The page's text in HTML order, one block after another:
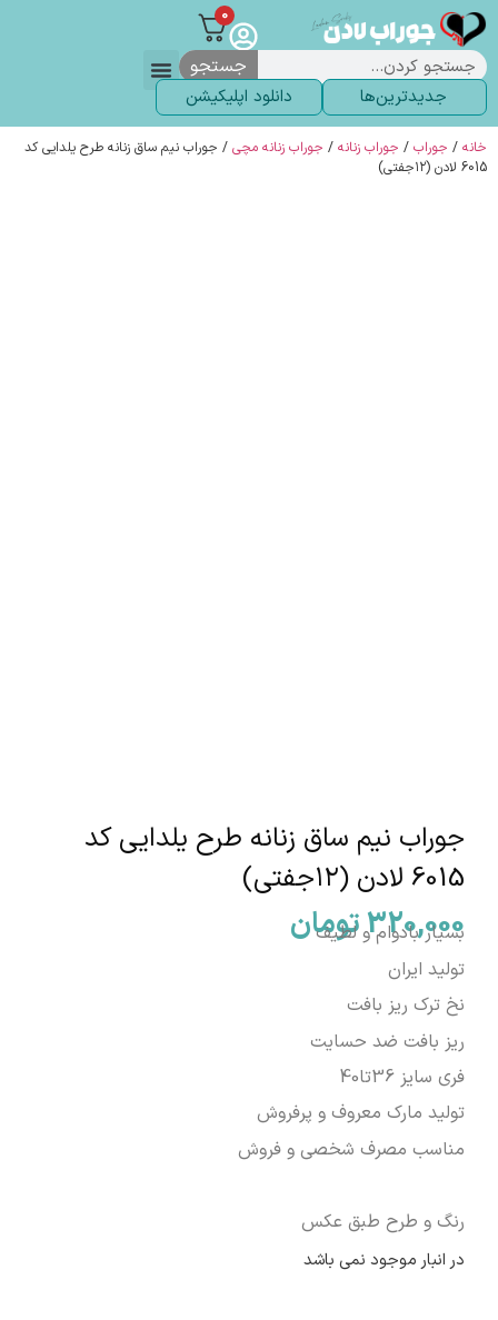
0
جستجو
جدیدترین‌ها دانلود اپلیکیشن
خانه / جوراب / جوراب زنانه / جوراب زنانه مچی / جوراب نیم ساق زنانه طرح یلدایی کد
6015 لادن (۱۲جفتی)
جوراب نیم ساق زنانه طرح یلدایی کد
6015 لادن (۱۲جفتی)
320,000تومان
بسیار بادوام و لطیف
تولید ایران
نخ ترک ریز بافت
ریز بافت ضد حسایت
فری سایز 36تا40
تولید مارک معروف و پرفروش
مناسب مصرف شخصی و فروش
رنگ و طرح طبق عکس
در انبار موجود نمی باشد